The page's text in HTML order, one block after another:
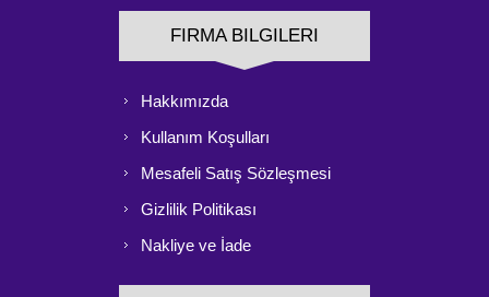
FIRMA BILGILERI
Hakkımızda
Kullanım Koşulları
Mesafeli Satış Sözleşmesi
Gizlilik Politikası
Nakliye ve İade